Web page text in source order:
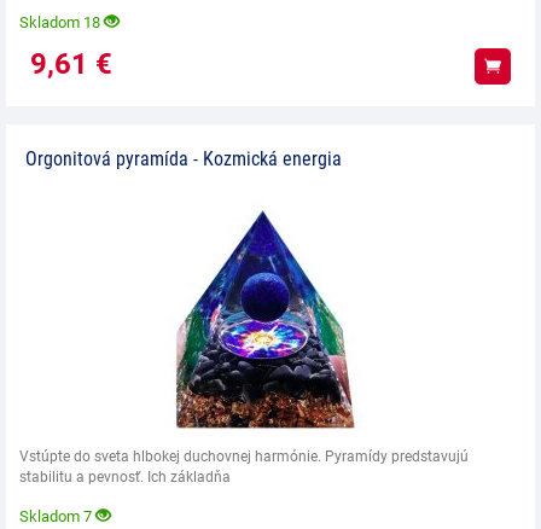
Skladom 18
9,61 € Kúpiť
Orgonitová pyramída - Kozmická energia
Vstúpte do sveta hlbokej duchovnej harmónie. Pyramídy predstavujú
stabilitu a pevnosť. Ich základňa
Skladom 7